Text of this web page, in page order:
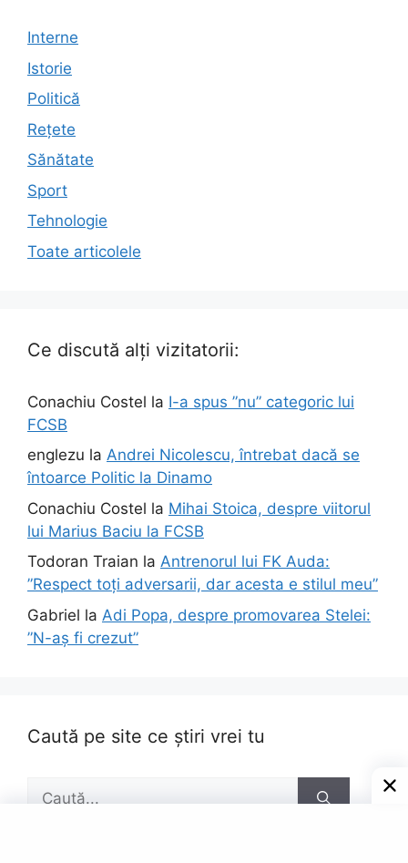
Interne
Istorie
Politică
Rețete
Sănătate
Sport
Tehnologie
Toate articolele
Ce discută alți vizitatorii:
Conachiu Costel la I-a spus ”nu” categoric lui
FCSB
englezu la Andrei Nicolescu, întrebat dacă se
întoarce Politic la Dinamo
Conachiu Costel la Mihai Stoica, despre viitorul
lui Marius Baciu la FCSB
Todoran Traian la Antrenorul lui FK Auda:
”Respect toți adversarii, dar acesta e stilul meu”
Gabriel la Adi Popa, despre promovarea Stelei:
”N-aș fi crezut”
Caută pe site ce știri vrei tu
după: